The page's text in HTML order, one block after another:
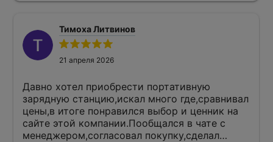
Тимоха Литвинов
21 апреля 2026
Давно хотел приобрести портативную
зарядную станцию,искал много где,сравнивал
цены,в итоге понравился выбор и ценник на
сайте этой компании.Пообщался в чате с
менеджером,согласовал покупку,сделал